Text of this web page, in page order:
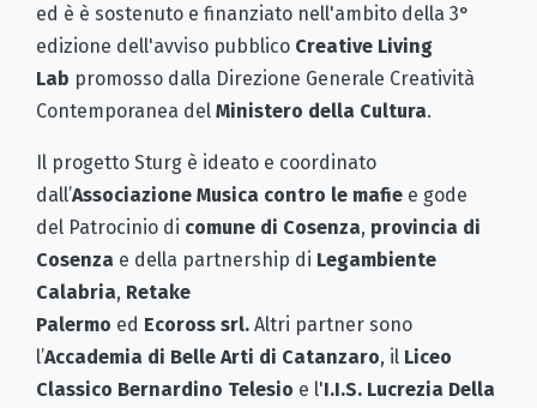
ed è è sostenuto e finanziato nell'ambito della 3°
edizione dell'avviso pubblico Creative Living
Lab promosso dalla Direzione Generale Creatività
Contemporanea del Ministero della Cultura.
Il progetto Sturg è ideato e coordinato
dall’Associazione Musica contro le mafie e gode
del Patrocinio di comune di Cosenza, provincia di
Cosenza e della partnership di Legambiente
Calabria, Retake
Palermo ed Ecoross srl. Altri partner sono
l’Accademia di Belle Arti di Catanzaro, il Liceo
Classico Bernardino Telesio e l'I.I.S. Lucrezia Della